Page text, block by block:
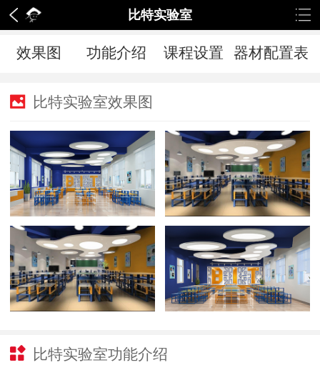
比特实验室
效果图 功能介绍 课程设置 器材配置表
比特实验室效果图
比特实验室功能介绍